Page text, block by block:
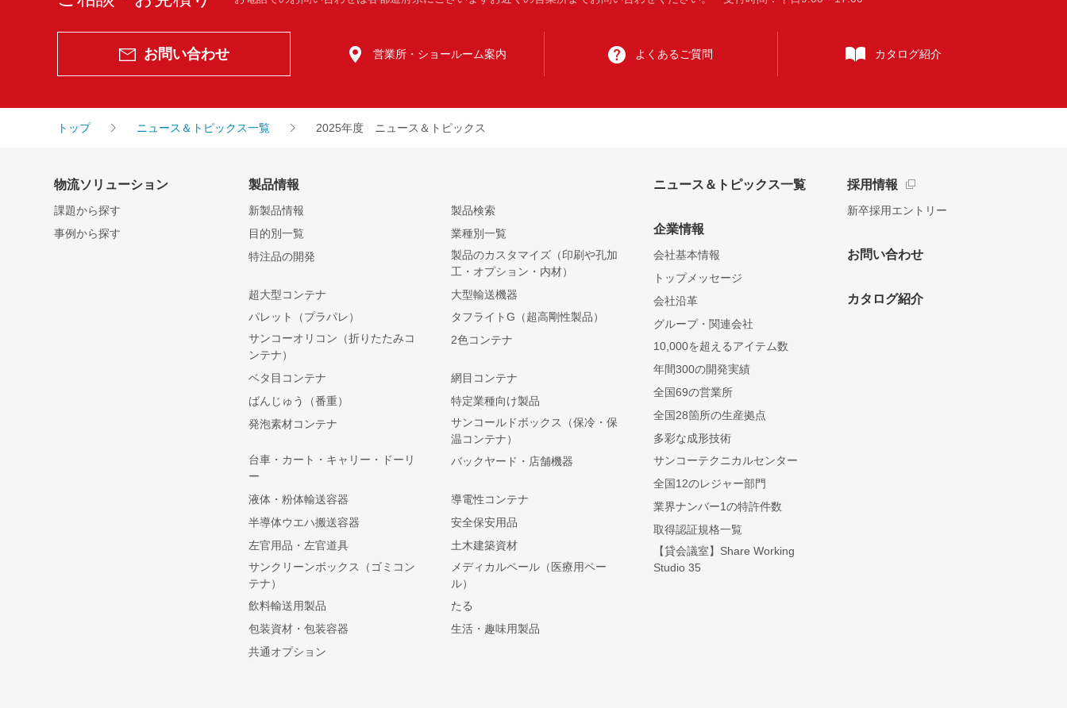
お問い合わせ 営業所・ ショールーム案内 よくあるご質問 カタログ紹介
トップ ニュース＆トピックス一覧 2025年度 ニュース＆トピックス
物流ソリューション
課題から探す
事例から探す
製品情報
新製品情報
製品検索
目的別一覧
業種別一覧
特注品の開発
製品のカスタマイズ（印刷や孔加
工・オプション・内材）
超大型コンテナ
大型輸送機器
パレット（プラパレ）
タフライトG（超高剛性製品）
サンコーオリコン（折りたたみコ
ンテナ）
2色コンテナ
ベタ目コンテナ
網目コンテナ
ばんじゅう（番重）
特定業種向け製品
発泡素材コンテナ
サンコールドボックス（保冷・保
温コンテナ）
台車・カート・キャリー・ドーリ
ー
バックヤード・店舗機器
液体・粉体輸送容器
導電性コンテナ
半導体ウエハ搬送容器
安全保安用品
左官用品・左官道具
土木建築資材
サンクリーンボックス（ゴミコン
テナ）
メディカルペール（医療用ペー
ル）
飲料輸送用製品
たる
包装資材・包装容器
生活・趣味用製品
共通オプション
ニュース＆トピックス一覧
企業情報
会社基本情報
トップメッセージ
会社沿革
グループ・関連会社
10,000を超えるアイテム数
年間300の開発実績
全国69の営業所
全国28箇所の生産拠点
多彩な成形技術
サンコーテクニカルセンター
全国12のレジャー部門
業界ナンバー1の特許件数
取得認証規格一覧
【貸会議室】Share Working
Studio 35
採用情報
新卒採用エントリー
お問い合わせ
カタログ紹介